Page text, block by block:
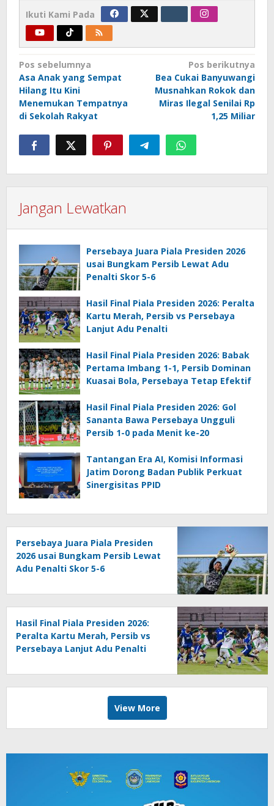
Ikuti Kami Pada
Navigasi
pos
Pos sebelumnya
Asa Anak yang Sempat
Hilang Itu Kini
Menemukan Tempatnya
di Sekolah Rakyat
Pos berikutnya
Bea Cukai Banyuwangi
Musnahkan Rokok dan
Miras Ilegal Senilai Rp
1,25 Miliar
Jangan Lewatkan
Persebaya Juara Piala Presiden 2026
usai Bungkam Persib Lewat Adu
Penalti Skor 5-6
Hasil Final Piala Presiden 2026: Peralta
Kartu Merah, Persib vs Persebaya
Lanjut Adu Penalti
Hasil Final Piala Presiden 2026: Babak
Pertama Imbang 1-1, Persib Dominan
Kuasai Bola, Persebaya Tetap Efektif
Hasil Final Piala Presiden 2026: Gol
Sananta Bawa Persebaya Ungguli
Persib 1-0 pada Menit ke-20
Tantangan Era AI, Komisi Informasi
Jatim Dorong Badan Publik Perkuat
Sinergisitas PPID
Persebaya Juara Piala Presiden
2026 usai Bungkam Persib Lewat
Adu Penalti Skor 5-6
Hasil Final Piala Presiden 2026:
Peralta Kartu Merah, Persib vs
Persebaya Lanjut Adu Penalti
View More